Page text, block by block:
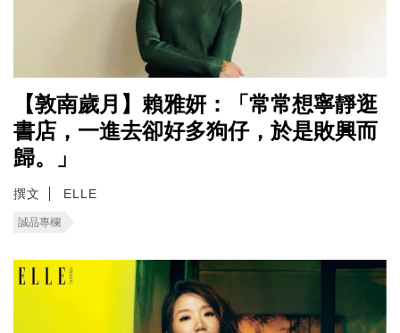
【敦南歲月】賴雅妍：「常常想寧靜逛
書店，一進去卻好多狗仔，於是敗興而
歸。」
撰文 ELLE
誠品專欄